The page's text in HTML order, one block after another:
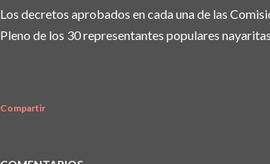
Los decretos aprobados en cada una de las
Pleno de los 30 representantes populares
Compartir